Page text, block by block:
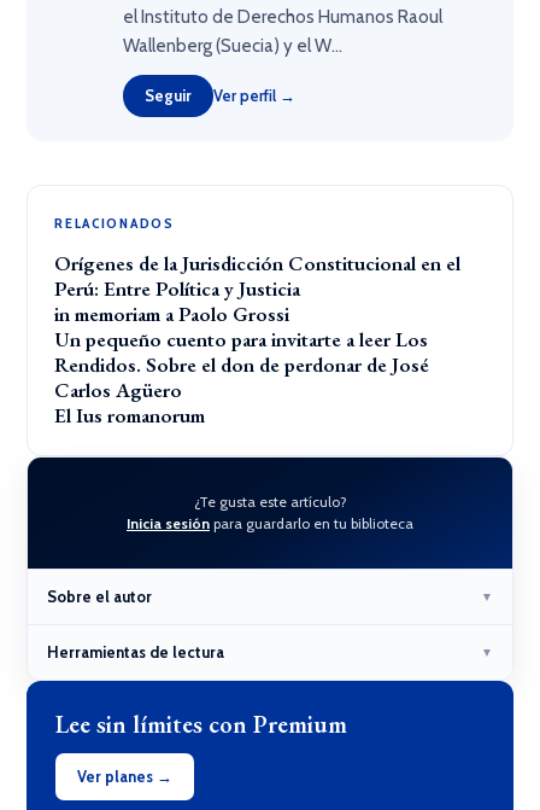
el Instituto de Derechos Humanos Raoul
Wallenberg (Suecia) y el W...
Seguir Ver perfil →
RELACIONADOS
Orígenes de la Jurisdicción Constitucional en el
Perú: Entre Política y Justicia
in memoriam a Paolo Grossi
Un pequeño cuento para invitarte a leer Los
Rendidos. Sobre el don de perdonar de José
Carlos Agüero
El Ius romanorum
¿Te gusta este artículo?
Inicia sesión para guardarlo en tu biblioteca
Sobre el autor ▼
Herramientas de lectura ▼
Lee sin límites con Premium
Ver planes →